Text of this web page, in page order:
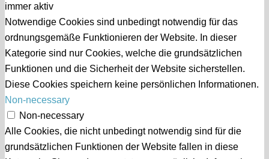
immer aktiv
Notwendige Cookies sind unbedingt notwendig für das
ordnungsgemäße Funktionieren der Website. In dieser
Kategorie sind nur Cookies, welche die grundsätzlichen
Funktionen und die Sicherheit der Website sicherstellen.
Diese Cookies speichern keine persönlichen Informationen.
Non-necessary
Non-necessary
Alle Cookies, die nicht unbedingt notwendig sind für die
grundsätzlichen Funktionen der Website fallen in diese